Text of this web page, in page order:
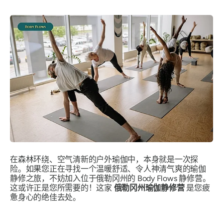
在森林环绕、空气清新的户外瑜伽中，本身就是一次探
险。如果您正在寻找一个温暖舒适、令人神清气爽的瑜伽
静修之旅，不妨加入位于俄勒冈州的 Body Flows 静修营。
这或许正是您所需要的！这家 俄勒冈州瑜伽静修营是您疲
惫身心的绝佳去处。